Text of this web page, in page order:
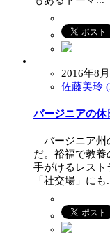
2016年8
佐藤美玲
バージニアの休
バージニア州
だ。裕福で教
手がけるレスト
「社交場」にも